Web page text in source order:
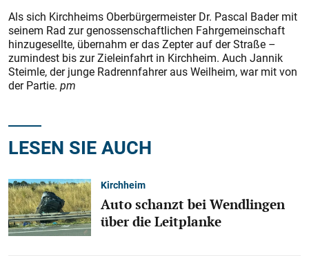
Als sich Kirchheims Oberbürgermeister Dr. Pascal Bader mit
seinem Rad zur genossenschaftlichen Fahrgemeinschaft
hinzugesellte, übernahm er das Zepter auf der Straße –
zumindest bis zur Ziel­einfahrt in Kirchheim. Auch Jannik
Steimle, der junge Radrennfahrer aus Weilheim, war mit von
der Partie. pm
LESEN SIE AUCH
Kirchheim
Auto schanzt bei Wendlingen
über die Leitplanke